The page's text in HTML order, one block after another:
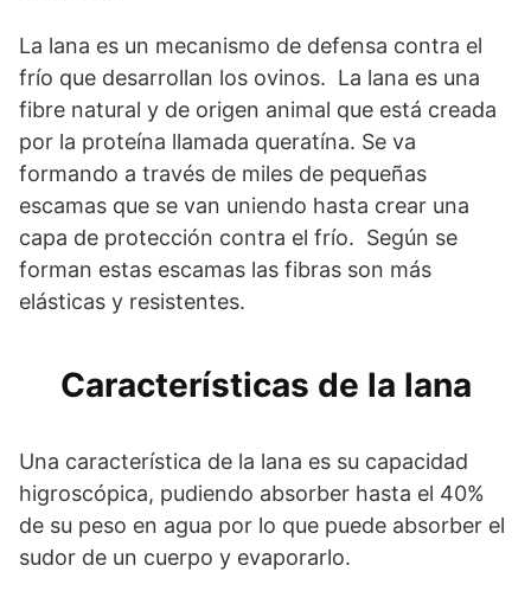
La lana es un mecanismo de defensa contra el
frío que desarrollan los ovinos. La lana es una
fibre natural y de origen animal que está creada
por la proteína llamada queratína. Se va
formando a través de miles de pequeñas
escamas que se van uniendo hasta crear una
capa de protección contra el frío. Según se
forman estas escamas las fibras son más
elásticas y resistentes.
Características de la lana
Una característica de la lana es su capacidad
higroscópica, pudiendo absorber hasta el 40%
de su peso en agua por lo que puede absorber el
sudor de un cuerpo y evaporarlo.